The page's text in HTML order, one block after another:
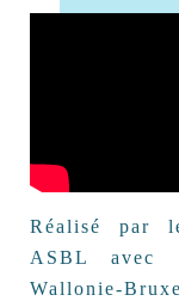
Réalisé par
ASBL avec
Wallonie-